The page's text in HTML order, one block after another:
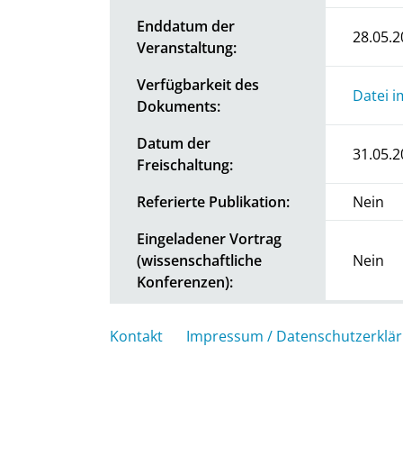
Enddatum der
Veranstaltung:
Verfügbarkeit des
Dokuments:
Datei
Datum der
Freischaltung:
Referierte Publikation:
Nein
Eingeladener Vortrag
(wissenschaftliche
Konferenzen):
Nein
Kontakt Impressum /